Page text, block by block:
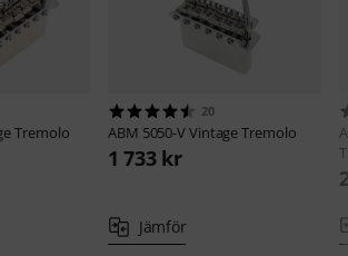
Tremolo
20
ABM 5050-V Vintage Tremolo
1 733 kr
Jämför